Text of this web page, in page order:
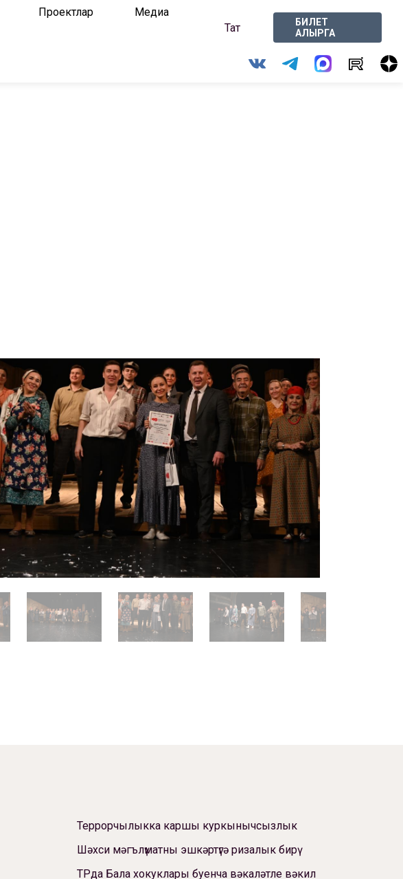
Проектлар Медиа
Тат
БИЛЕТ
АЛЫРГА
Террорчылыкка каршы куркынычсызлык
Шәхси мәгълүматны эшкәртүгә ризалык бирү
ТРда Бала хокуклары буенча вәкаләтле вәкил